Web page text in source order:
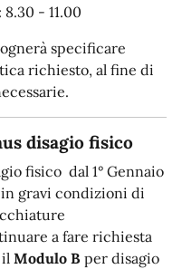
- 11.00
specificare
richiesto, al fine di
disagio fisico
fisico dal 1° Gennaio
gravi condizioni di
a fare richiesta
il Modulo B per disagio